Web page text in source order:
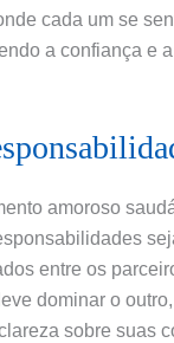
cada um se
a confiança e
amoroso
entre os
dominar o
sobre suas